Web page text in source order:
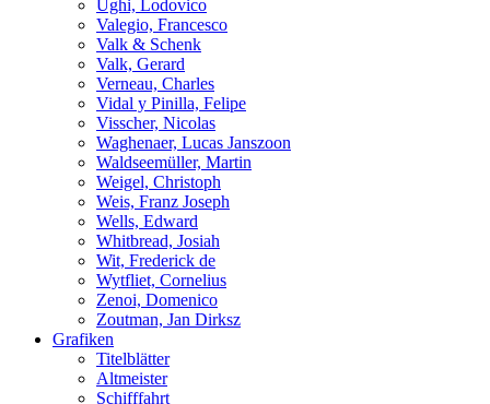
Ughi, Lodovico
Valegio, Francesco
Valk & Schenk
Valk, Gerard
Verneau, Charles
Vidal y Pinilla, Felipe
Visscher, Nicolas
Waghenaer, Lucas Janszoon
Waldseemüller, Martin
Weigel, Christoph
Weis, Franz Joseph
Wells, Edward
Whitbread, Josiah
Wit, Frederick de
Wytfliet, Cornelius
Zenoi, Domenico
Zoutman, Jan Dirksz
Grafiken
Titelblätter
Altmeister
Schifffahrt